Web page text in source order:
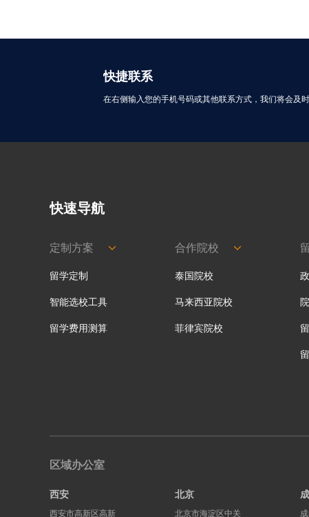
快捷联系
在右侧输入您的手机号码或其他联系方式，我们将会及
快速导航
定制方案
留学定制
智能选校工具
留学费用测算
合作院校
泰国院校
马来西亚院校
菲律宾院校
区域办公室
西安
西安市高新区高新
北京
北京市海淀区中关